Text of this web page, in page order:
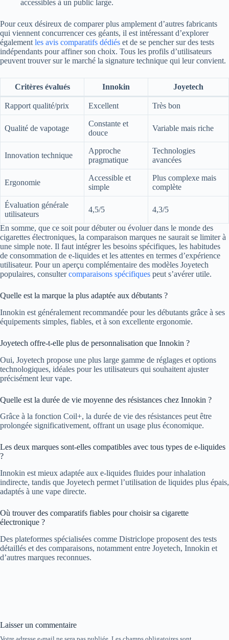
accessibles à un public large.
Pour ceux désireux de comparer plus amplement d’autres fabricants
qui viennent concurrencer ces géants, il est intéressant d’explorer
également les avis comparatifs dédiés et de se pencher sur des tests
indépendants pour affiner son choix. Tous les profils d’utilisateurs
peuvent trouver sur le marché la signature technique qui leur convient.
Critères évalués Innokin Joyetech
Rapport qualité/prix Excellent Très bon
Qualité de vapotage
Constante et
douce
Variable mais riche
Innovation technique
Approche
pragmatique
Technologies
avancées
Ergonomie
Accessible et
simple
Plus complexe mais
complète
Évaluation générale
utilisateurs
4,5/5 4,3/5
En somme, que ce soit pour débuter ou évoluer dans le monde des
cigarettes électroniques, la comparaison marques ne saurait se limiter à
une simple note. Il faut intégrer les besoins spécifiques, les habitudes
de consommation de e-liquides et les attentes en termes d’expérience
utilisateur. Pour un aperçu complémentaire des modèles Joyetech
populaires, consultercomparaisons spécifiques peut s’avérer utile.
Quelle est la marque la plus adaptée aux débutants ?
Innokin est généralement recommandée pour les débutants grâce à ses
équipements simples, fiables, et à son excellente ergonomie.
Joyetech offre-t-elle plus de personnalisation que Innokin ?
Oui, Joyetech propose une plus large gamme de réglages et options
technologiques, idéales pour les utilisateurs qui souhaitent ajuster
précisément leur vape.
Quelle est la durée de vie moyenne des résistances chez Innokin ?
Grâce à la fonction Coil+, la durée de vie des résistances peut être
prolongée significativement, offrant un usage plus économique.
Les deux marques sont-elles compatibles avec tous types de e-liquides
?
Innokin est mieux adaptée aux e-liquides fluides pour inhalation
indirecte, tandis que Joyetech permet l’utilisation de liquides plus épais,
adaptés à une vape directe.
Où trouver des comparatifs fiables pour choisir sa cigarette
électronique ?
Des plateformes spécialisées comme Districlope proposent des tests
détaillés et des comparaisons, notamment entre Joyetech, Innokin et
d’autres marques reconnues.
Laisser un commentaire